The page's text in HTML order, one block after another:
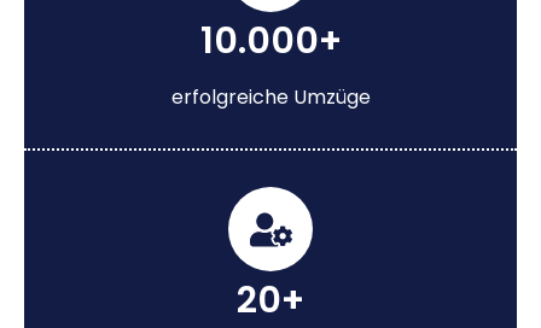
10.000+
erfolgreiche Umzüge
20+